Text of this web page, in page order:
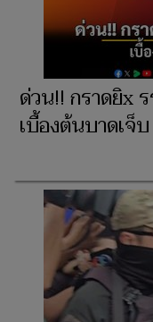
ด่วน!! กราดยิx
เบื้องต้นบาดเจ็